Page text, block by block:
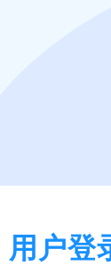
用户登